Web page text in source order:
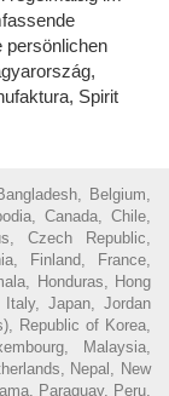
persönlichen
Spirit
Belgium,
Canada, Chile,
Czech Republic,
Finland, France,
Honduras, Hong
Japan, Jordan
Republic of Korea,
Malaysia,
Nepal, New
Paraguay, Peru,